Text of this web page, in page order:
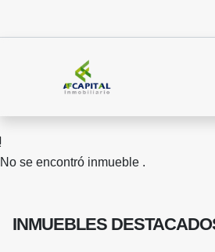
No se encontró inmueble .
INMUEBLES